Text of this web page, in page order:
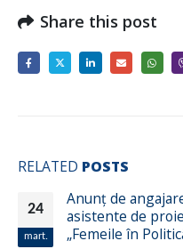
Share this post
RELATED POSTS
24
mart.
Anunț de
asistente de
„Femeile în